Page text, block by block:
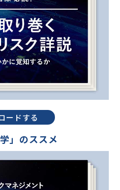
ードする
」のススメ